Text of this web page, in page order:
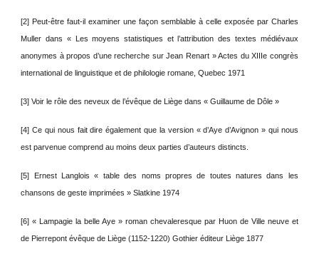
[2] Peut-être faut-il examiner une façon semblable à celle exposée par Charles
Muller dans « Les moyens statistiques et l’attribution des textes médiévaux
anonymes à propos d’une recherche sur Jean Renart » Actes du XIIIe congrès
international de linguistique et de philologie romane, Quebec 1971
[3] Voir le rôle des neveux de l’évêque de Liège dans « Guillaume de Dôle »
[4] Ce qui nous fait dire également que la version « d’Aye d’Avignon » qui nous
est parvenue comprend au moins deux parties d’auteurs distincts.
[5] Ernest Langlois « table des noms propres de toutes natures dans les
chansons de geste imprimées » Slatkine 1974
[6] « Lampagie la belle Aye » roman chevaleresque par Huon de Ville neuve et
de Pierrepont évêque de Liège (1152-1220) Gothier éditeur Liège 1877